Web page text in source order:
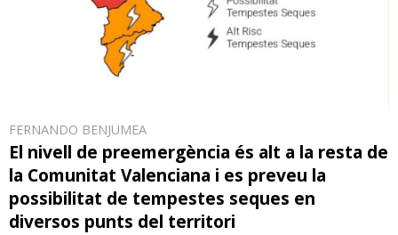
FERNANDO BENJUMEA
El nivell de preemergència és alt a la resta de
la Comunitat Valenciana i es preveu la
possibilitat de tempestes seques en
diversos punts del territori